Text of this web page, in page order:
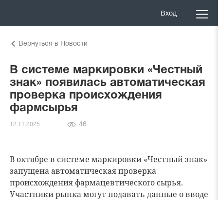
Вход
Вернуться в Новости
В системе маркировки «Честный
знак» появилась автоматическая
проверка происхождения
фармсырья
12.11.2025
Количество
46
В октябре в системе маркировки «Честный знак»
запущена автоматическая проверка
происхождения фармацевтического сырья.
Участники рынка могут подавать данные о вводе